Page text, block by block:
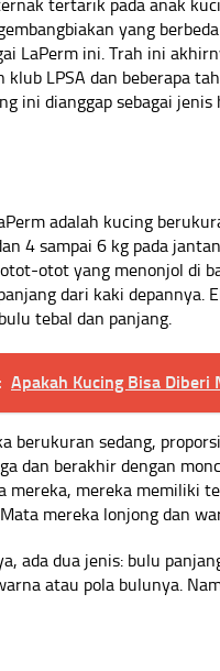
tertarik pada anak
yang
LaPerm ini. Trah ini
klub LPSA dan beberapa
ini dianggap sebagai
adalah kucing
4 sampai 6 kg pada
otot yang menonjol di
dari kaki depannya.
tebal dan panjang.
Apakah Kucing Bisa
berukuran sedang,
dan berakhir dengan
mereka, mereka memiliki
mereka lonjong dan
ada dua jenis: bulu
atau pola bulunya.